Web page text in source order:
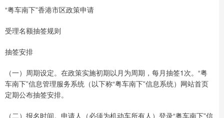
“粤车南下”香港市区政策申请
受理名额抽签规则
抽签安排
（一）周期设定。在政策实施初期以月为周期，每月抽签1次。“粤
车南下”信息管理服务系统（以下称“粤车南下”信息系统）网站首页
定期公布抽签安排。
（二）报名时间。申请人（必须为机动车所有人）登录“粤车南下”信